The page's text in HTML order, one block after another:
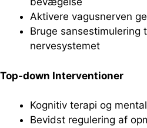
Aktivere vagusnerven
Bruge sansestimulering
nervesystemet
Top-down Interventioner
Kognitiv terapi og
Bevidst regulering af